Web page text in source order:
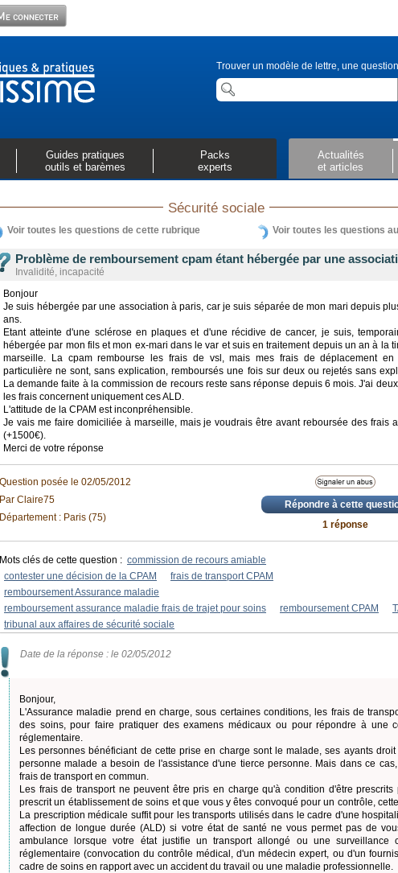
Trouver un modèle de lettre, une
Guides pratiques
outils et barèmes
Packs
experts
Actualités
et articles
Sécurité sociale
Voir toutes les questions de cette rubrique Voir toutes les questions
Problème de remboursement cpam étant hébergée par une
Invalidité, incapacité
Bonjour
Je suis hébergée par une association à paris, car je suis séparée de mon mari depuis
ans.
Etant atteinte d'une sclérose en plaques et d'une récidive de cancer, je suis,
hébergée par mon fils et mon ex-mari dans le var et suis en traitement depuis un an à la
marseille. La cpam rembourse les frais de vsl, mais mes frais de déplacement en
particulière ne sont, sans explication, remboursés une fois sur deux ou rejetés sans
La demande faite à la commission de recours reste sans réponse depuis 6 mois. J'ai
les frais concernent uniquement ces ALD.
L'attitude de la CPAM est inconpréhensible.
Je vais me faire domiciliée à marseille, mais je voudrais être avant reboursée des frais
(+1500€).
Merci de votre réponse
Question posée le 02/05/2012
Par Claire75
Département : Paris (75)
Répondre à cette
1 réponse
Mots clés de cette question : commission de recours amiable
contester une décision de la CPAM
frais de transport CPAM
remboursement Assurance maladie
remboursement assurance maladie frais de trajet pour soins
remboursement CPAM
tribunal aux affaires de sécurité sociale
Date de la réponse : le 02/05/2012
Bonjour,
L'Assurance maladie prend en charge, sous certaines conditions, les frais de
des soins, pour faire pratiquer des examens médicaux ou pour répondre à une
réglementaire.
Les personnes bénéficiant de cette prise en charge sont le malade, ses ayants
personne malade a besoin de l'assistance d'une tierce personne. Mais dans ce
frais de transport en commun.
Les frais de transport ne peuvent être pris en charge qu'à condition d'être
prescrit un établissement de soins et que vous y êtes convoqué pour un contrôle,
La prescription médicale suffit pour les transports utilisés dans le cadre d'une
affection de longue durée (ALD) si votre état de santé ne vous permet pas de
ambulance lorsque votre état justifie un transport allongé ou une surveillance
réglementaire (convocation du contrôle médical, d'un médecin expert, ou d'un
cadre de soins en rapport avec un accident du travail ou une maladie professionnelle.